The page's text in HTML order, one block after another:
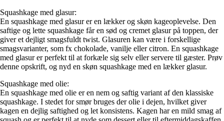
Squashkage med glasur:
En squashkage med glasur er en lækker og skøn kageoplevelse. Den
saftige og lette squashkage får en sød og cremet glasur på toppen, der
giver et dejligt smagsfuldt twist. Glasuren kan være i forskellige
smagsvarianter, som fx chokolade, vanilje eller citron. En squashkage
med glasur er perfekt til at forkæle sig selv eller servere til gæster. Prøv
denne opskrift, og nyd en skøn squashkage med en lækker glasur.
Squashkage med olie:
En squashkage med olie er en nem og saftig variant af den klassiske
squashkage. I stedet for smør bruges der olie i dejen, hvilket giver
kagen en dejlig saftighed og let konsistens. Kagen har en mild smag af